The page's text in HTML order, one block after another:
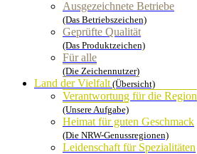
Ausgezeichnete Betriebe
(Das Betriebszeichen)
Geprüfte Qualität
(Das Produktzeichen)
Für alle
(Die Zeichennutzer)
Land der Vielfalt(Übersicht)
Verantwortung für die Region
(Unsere Aufgabe)
Heimat für guten Geschmack
(Die NRW-Genussregionen)
Leidenschaft für Spezialitäten